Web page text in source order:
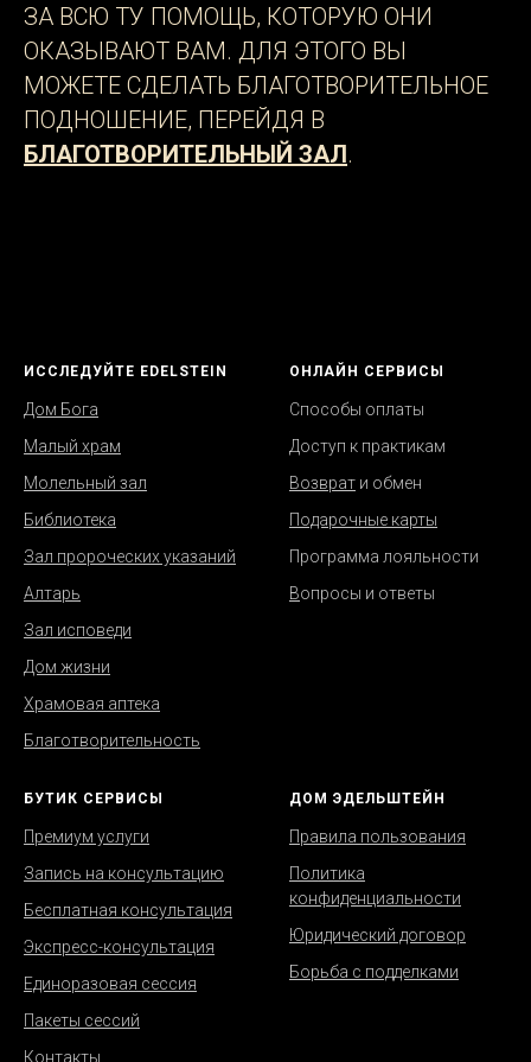
ЗА ВСЮ ТУ ПОМОЩЬ, КОТОРУЮ ОНИ
ОКАЗЫВАЮТ ВАМ. ДЛЯ ЭТОГО ВЫ
МОЖЕТЕ СДЕЛАТЬ БЛАГОТВОРИТЕЛЬНОЕ
ПОДНОШЕНИЕ, ПЕРЕЙДЯ В
БЛАГОТВОРИТЕЛЬНЫЙ ЗАЛ.
ИССЛЕДУЙТЕ EDELSTEIN
Дом Бога
Малый храм
Молельный зал
Библиотека
Зал пророческих указаний
Алтарь
Зал исповеди
Дом жизни
Храмовая аптека
Благотворительность
ОНЛАЙН СЕРВИСЫ
Способы оплаты
Доступ к практикам
Возврат и обмен
Подарочные карты
Программа лояльности
Вопросы и ответы
БУТИК СЕРВИСЫ
Премиум услуги
Запись на консультацию
Бесплатная консультация
Экспресс-консультация
Единоразовая сессия
Пакеты сессий
Контакты
ДОМ ЭДЕЛЬШТЕЙН
Правила пользования
Политика
конфиденциальности
Юридический договор
Борьба с подделками